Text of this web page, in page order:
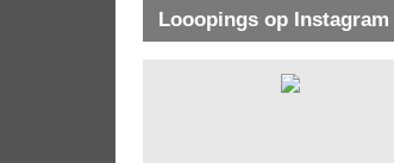
Looopings op Instagram